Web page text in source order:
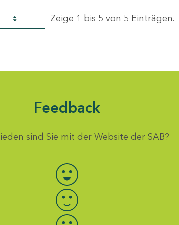
Zeige 1 bis 5 von 5 Einträgen.
Feedback
sind Sie mit der Website der SAB?
Bewertung auswählen